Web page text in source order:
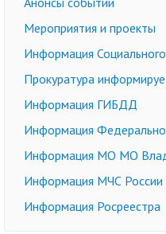
Мероприятия и проекты
Информация
Прокуратура
Информация ГИБДД
Информация
Информация МО МО
Информация МЧС России
Информация Росреестра